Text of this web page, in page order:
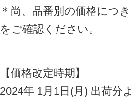
＊尚、品番別の価格につ
をご確認ください。
【価格改定時期】
2024年 1月1日(月) 出荷分